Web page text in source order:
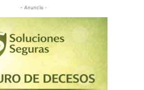
- Anuncio -